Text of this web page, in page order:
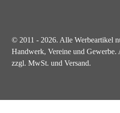
© 2011 - 2026. Alle Werbeartikel
Handwerk, Vereine und Gewerbe.
zzgl. MwSt. und Versand.